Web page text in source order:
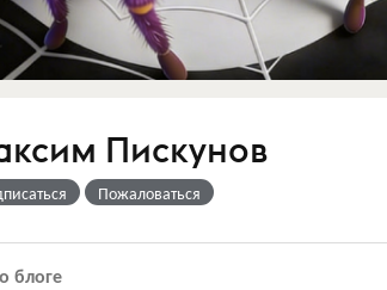
Пискунов
Пожаловаться
о блоге